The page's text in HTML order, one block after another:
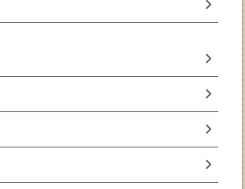
chevron_right
chevron_right
chevron_right
chevron_right
chevron_right